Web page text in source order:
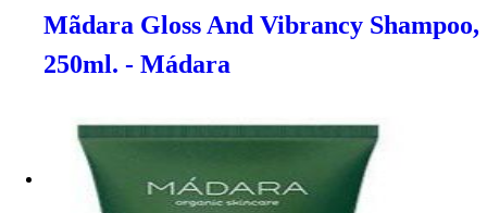
Mãdara Gloss And Vibrancy Shampoo,
250ml. - Mádara